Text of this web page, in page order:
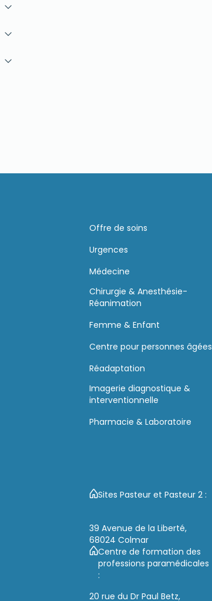
Offre de soins
Urgences
Médecine
Chirurgie & Anesthésie-
Réanimation
Femme & Enfant
Centre pour personnes âgées
Réadaptation
Imagerie diagnostique &
interventionnelle
Pharmacie & Laboratoire
Sites Pasteur et Pasteur 2 :
39 Avenue de la Liberté,
68024 Colmar
Centre de formation des
professions paramédicales
:
20 rue du Dr Paul Betz,